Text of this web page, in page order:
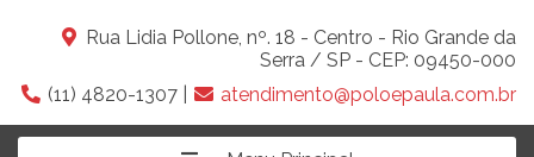
Rua Lidia Pollone, nº. 18 - Centro - Rio Grande da
Serra / SP - CEP: 09450-000
(11) 4820-1307 |
atendimento@poloepaula.com.br